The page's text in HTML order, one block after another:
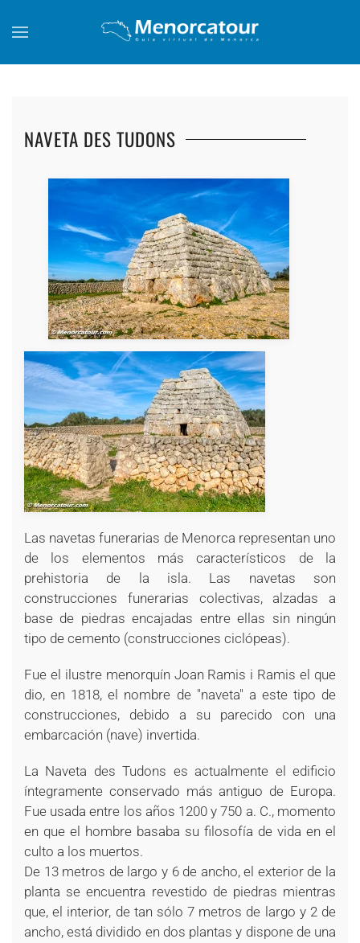
Skip to main content
NAVETA DES TUDONS
+
+
+
Las navetas funerarias de Menorca representan uno
de los elementos más característicos de la
prehistoria de la isla. Las navetas son
construcciones funerarias colectivas, alzadas a
base de piedras encajadas entre ellas sin ningún
tipo de cemento (construcciones ciclópeas).
Fue el ilustre menorquín Joan Ramis i Ramis el que
dio, en 1818, el nombre de "naveta" a este tipo de
construcciones, debido a su parecido con una
embarcación (nave) invertida.
La Naveta des Tudons es actualmente el edificio
íntegramente conservado más antiguo de Europa.
Fue usada entre los años 1200 y 750 a. C., momento
en que el hombre basaba su filosofía de vida en el
culto a los muertos.
De 13 metros de largo y 6 de ancho, el exterior de la
planta se encuentra revestido de piedras mientras
que, el interior, de tan sólo 7 metros de largo y 2 de
ancho, está dividido en dos plantas y dispone de una